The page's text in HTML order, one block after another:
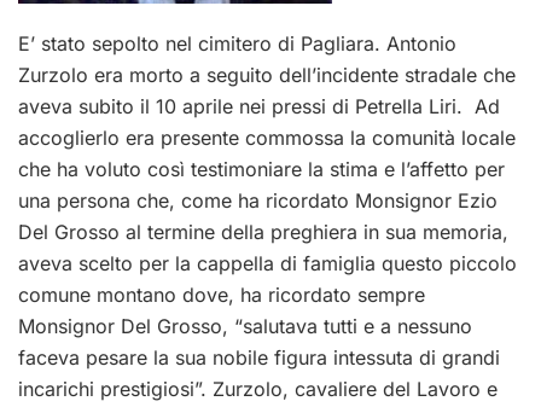
E’ stato sepolto nel cimitero di Pagliara. Antonio
Zurzolo era morto a seguito dell’incidente stradale che
aveva subito il 10 aprile nei pressi di Petrella Liri. Ad
accoglierlo era presente commossa la comunità locale
che ha voluto così testimoniare la stima e l’affetto per
una persona che, come ha ricordato Monsignor Ezio
Del Grosso al termine della preghiera in sua memoria,
aveva scelto per la cappella di famiglia questo piccolo
comune montano dove, ha ricordato sempre
Monsignor Del Grosso, “salutava tutti e a nessuno
faceva pesare la sua nobile figura intessuta di grandi
incarichi prestigiosi”. Zurzolo, cavaliere del Lavoro e